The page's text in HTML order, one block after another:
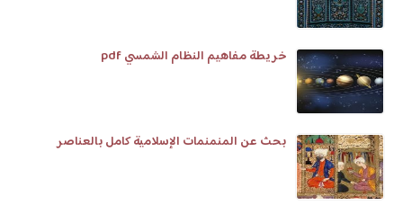
خريطة مفاهيم النظام الشمسي pdf
بحث عن المنمنمات الإسلامية كامل بالعناصر